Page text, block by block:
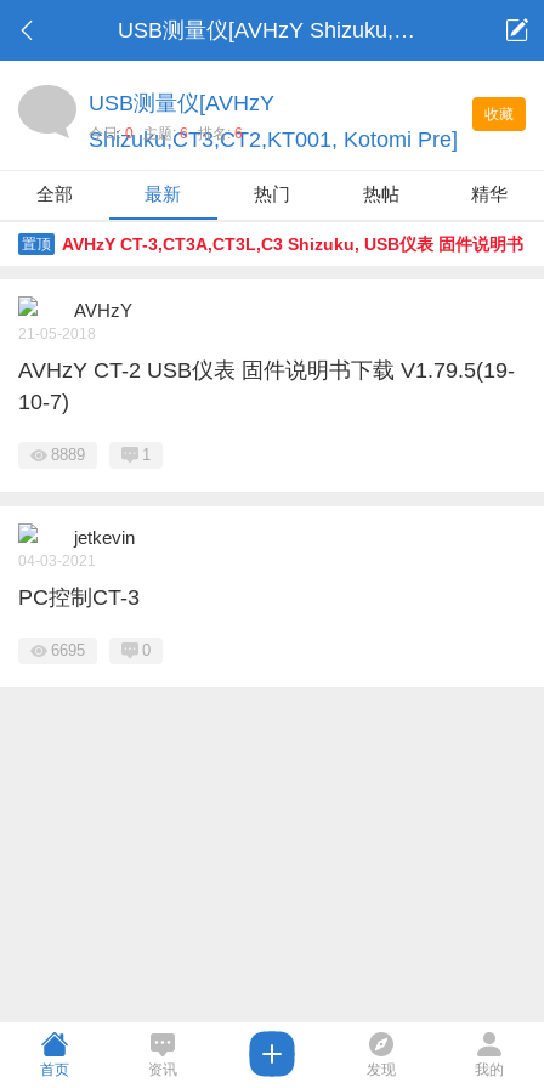
USB测量仪[AVHzY Shizuku,CT3,CT2,KT001, Kotomi Pre]
收藏
USB测量仪[AVHzY
Shizuku,CT3,CT2,KT001, Kotomi Pre]
今日:0 主题:6 排名:6
全部 最新 热门 热帖 精华
置顶 AVHzY CT-3,CT3A,CT3L,C3 Shizuku, USB仪表 固件说明书
AVHzY
21-05-2018
AVHzY CT-2 USB仪表 固件说明书下载 V1.79.5(19-
10-7)
8889 1
jetkevin
04-03-2021
PC控制CT-3
6695 0
首页 资讯 发现 我的